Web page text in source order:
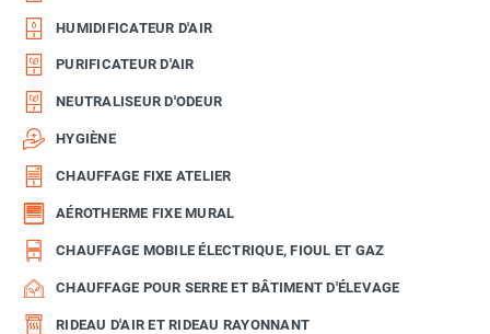
HUMIDIFICATEUR D'AIR
PURIFICATEUR D'AIR
NEUTRALISEUR D'ODEUR
HYGIÈNE
CHAUFFAGE FIXE ATELIER
AÉROTHERME FIXE MURAL
CHAUFFAGE MOBILE ÉLECTRIQUE, FIOUL ET GAZ
CHAUFFAGE POUR SERRE ET BÂTIMENT D'ÉLEVAGE
RIDEAU D'AIR ET RIDEAU RAYONNANT